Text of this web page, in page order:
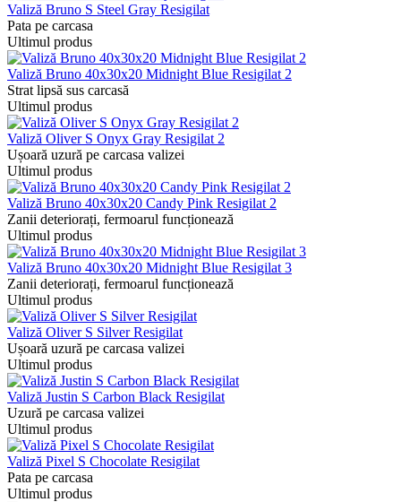
Valiză Bruno S Steel Gray Resigilat
Pata pe carcasa
Ultimul produs
Valiză Bruno 40x30x20 Midnight Blue Resigilat 2
Strat lipsă sus carcasă
Ultimul produs
Valiză Oliver S Onyx Gray Resigilat 2
Ușoară uzură pe carcasa valizei
Ultimul produs
Valiză Bruno 40x30x20 Candy Pink Resigilat 2
Zanii deteriorați, fermoarul funcționează
Ultimul produs
Valiză Bruno 40x30x20 Midnight Blue Resigilat 3
Zanii deteriorați, fermoarul funcționează
Ultimul produs
Valiză Oliver S Silver Resigilat
Ușoară uzură pe carcasa valizei
Ultimul produs
Valiză Justin S Carbon Black Resigilat
Uzură pe carcasa valizei
Ultimul produs
Valiză Pixel S Chocolate Resigilat
Pata pe carcasa
Ultimul produs